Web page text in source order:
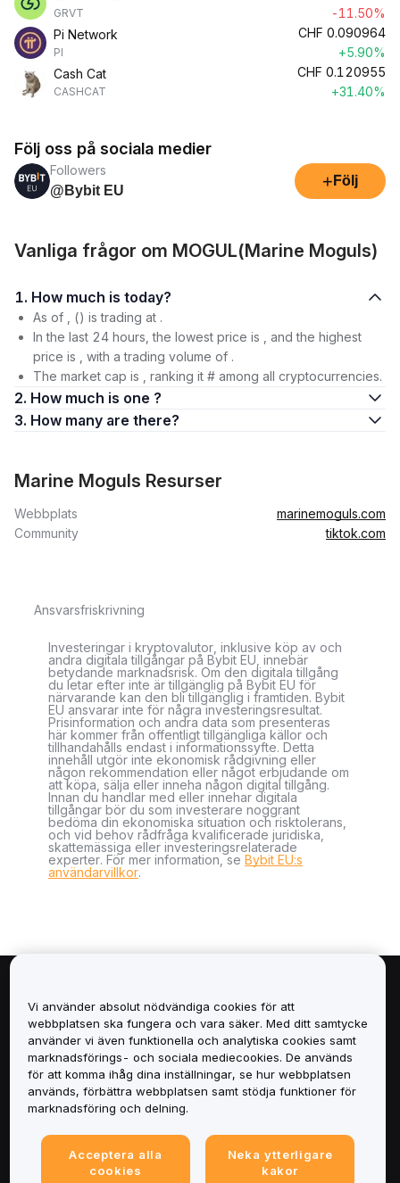
GRVT
-11.50%
Pi Network
PI
CHF 0.090964
+5.90%
Cash Cat
CASHCAT
CHF 0.120955
+31.40%
Följ oss på sociala medier
Followers
@Bybit EU
+ Följ
Vanliga frågor om MOGUL(Marine Moguls)
1. How much is today?
As of , () is trading at .
In the last 24 hours, the lowest price is , and the highest
price is , with a trading volume of .
The market cap is , ranking it # among all cryptocurrencies.
2. How much is one ?
3. How many are there?
Marine Moguls Resurser
Webbplats
marinemoguls.com
Community
tiktok.com
Ansvarsfriskrivning
Investeringar i kryptovalutor, inklusive köp av och
andra digitala tillgångar på Bybit EU, innebär
betydande marknadsrisk. Om den digitala tillgång
du letar efter inte är tillgänglig på Bybit EU för
närvarande kan den bli tillgänglig i framtiden. Bybit
EU ansvarar inte för några investeringsresultat.
Prisinformation och andra data som presenteras
här kommer från offentligt tillgängliga källor och
tillhandahålls endast i informationssyfte. Detta
innehåll utgör inte ekonomisk rådgivning eller
någon rekommendation eller något erbjudande om
att köpa, sälja eller inneha någon digital tillgång.
Innan du handlar med eller innehar digitala
tillgångar bör du som investerare noggrant
bedöma din ekonomiska situation och risktolerans,
och vid behov rådfråga kvalificerade juridiska,
skattemässiga eller investeringsrelaterade
experter. För mer information, se Bybit EU:s
användarvillkor.
Tjänster
Support
Juridiskt
Vi använder absolut nödvändiga cookies för att
webbplatsen ska fungera och vara säker. Med ditt samtycke
använder vi även funktionella och analytiska cookies samt
marknadsförings- och sociala mediecookies. De används
för att komma ihåg dina inställningar, se hur webbplatsen
används, förbättra webbplatsen samt stödja funktioner för
marknadsföring och delning.
Acceptera alla
cookies
Neka ytterligare
kakor